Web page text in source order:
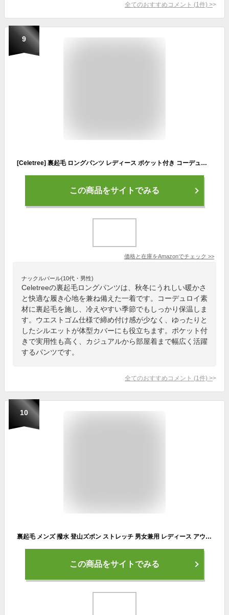
全てのおすすめコメント (1 件) >
9
[Celetree] 裏起毛 ロングパンツ レディース ポケット付き コーデュロイ 秋冬 ウエストゴム リブ 暖かい カジュアル 無地 体型カバー ゆったり (JP, アルファベット, L, ブラック)
この商品をサイトでみる
価格と在庫をAmazonでチェック >>
ナックルバール(10代・男性)
Celetreeの裏起毛ロングパンツは、秋冬にうれしい暖かさ
と快適な履き心地を兼ね備えた一着です。コーデュロイ素
材に裏起毛を施し、冷えやすい季節でもしっかり保温しま
す。ウエストゴム仕様で締め付け感が少なく、ゆったりと
したシルエットが体型カバーにも役立ちます。ポケット付
きで実用性も高く、カジュアルから部屋着まで幅広く活躍
するパンツです。
全てのおすすめコメント (1 件) >
10
裏起毛 メンズ 撥水 登山ズボン ストレッチ 男女兼用 レディース アウトドアパンツ 防水 男女兼用 トレッキングパンツロングパンツ クライミングパンツ ゴルフ ウェア フリース 防寒パンツ 登山 防寒ズボン スキー スノーボード
この商品をサイトでみる